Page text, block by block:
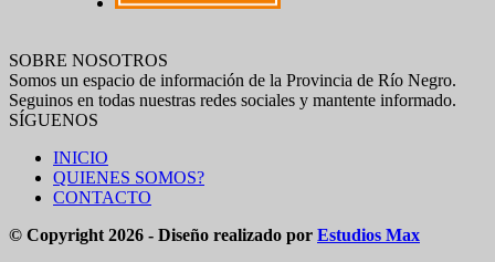
SOBRE NOSOTROS
Somos un espacio de información de la Provincia de Río Negro.
Seguinos en todas nuestras redes sociales y mantente informado.
SÍGUENOS
INICIO
QUIENES SOMOS?
CONTACTO
© Copyright 2026 - Diseño realizado por Estudios Max